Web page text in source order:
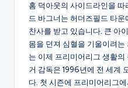
홈 덕아웃의 사이드라인을
드 바그너는 허더즈필드 타
찬사를 받고 있습니다. 큰 아
몸을 던져 심혈을 기울이려
는 이제 프리미어리그 생활
거 감독은 1996년에 전 세계
다. 첫 시즌에 프리미어리그